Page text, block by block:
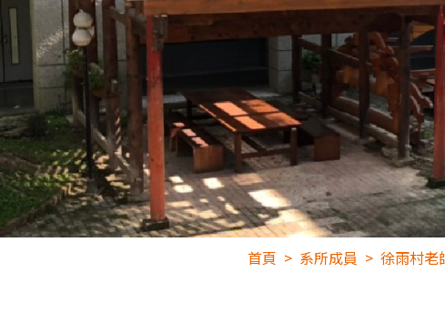
首頁 系所成員 徐雨村老